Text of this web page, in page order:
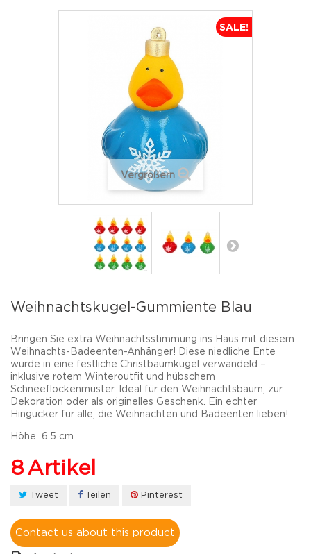
SALE!
Vergrößern
Weihnachtskugel-Gummiente Blau
Bringen Sie extra Weihnachtsstimmung ins Haus mit diesem
Weihnachts-Badeenten-Anhänger! Diese niedliche Ente
wurde in eine festliche Christbaumkugel verwandeld –
inklusive rotem Winteroutfit und hübschem
Schneeflockenmuster. Ideal für den Weihnachtsbaum, zur
Dekoration oder als originelles Geschenk. Ein echter
Hingucker für alle, die Weihnachten und Badeenten lieben!
Höhe 6.5 cm
8Artikel
Tweet Teilen Pinterest
Contact us about this product